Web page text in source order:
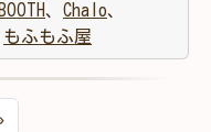
BOOTH、 Chalo、
もふもふ屋